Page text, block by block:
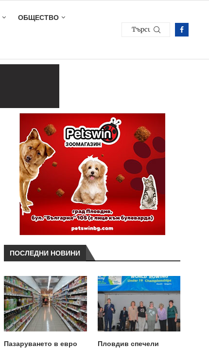
ОБЩЕСТВО
ПОСЛЕДНИ НОВИНИ
Пазаруването в евро
Пловдив спечели